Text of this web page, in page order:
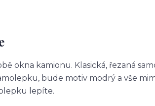
okna kamionu. Klasická, řezaná
bude motiv modrý a vše
lepíte.